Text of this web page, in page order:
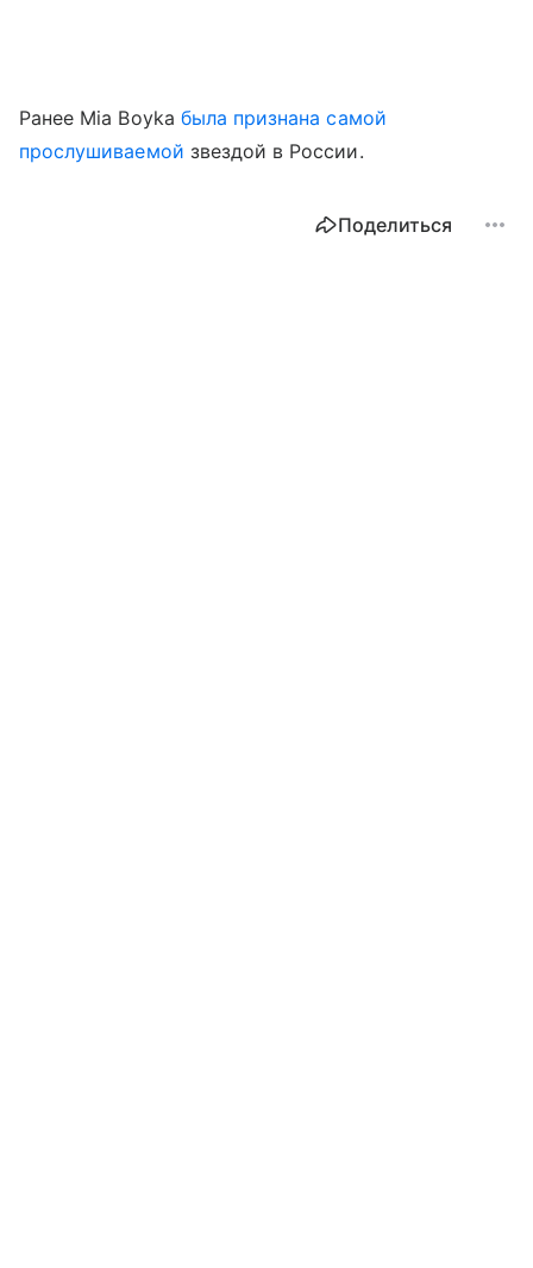
Ранее Mia Boyka была признана самой
прослушиваемой звездой в России.
Поделиться